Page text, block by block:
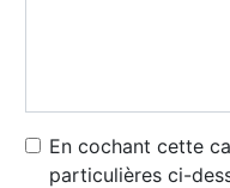
En cochant cette
particulières ci-